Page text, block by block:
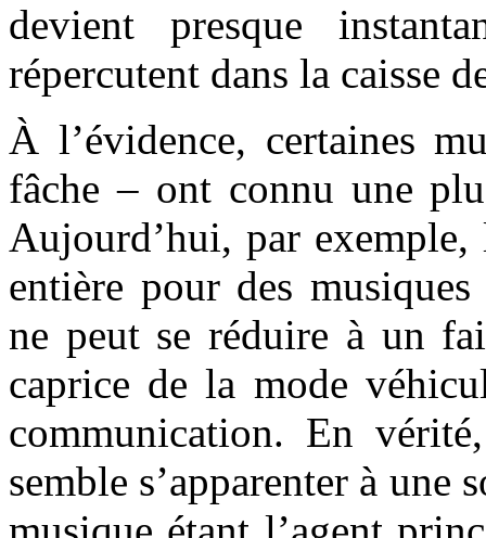
devient presque
répercutent dans la caisse
À l’évidence, certaines
fâche – ont connu une
Aujourd’hui, par
entière pour des
ne peut se réduire à un
caprice de la mode
communication. En
semble s’apparenter à une